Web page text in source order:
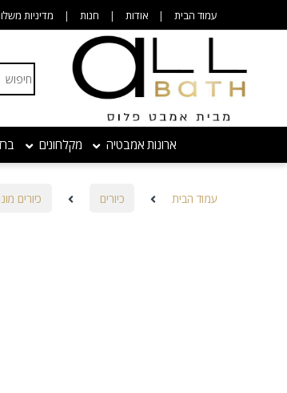
עמוד הבית אודות חנות מדיניות
for:
ארונות אמבטיה מקלחונים
עמוד הבית כיורים כיורים